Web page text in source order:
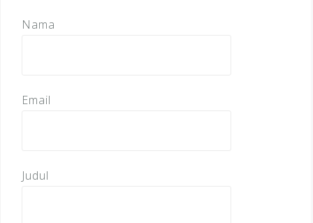
Nama
Email
Judul